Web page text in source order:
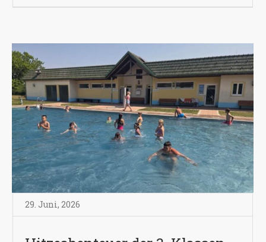
29. Juni, 2026